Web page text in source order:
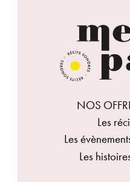
NOS
Les
Les
Les